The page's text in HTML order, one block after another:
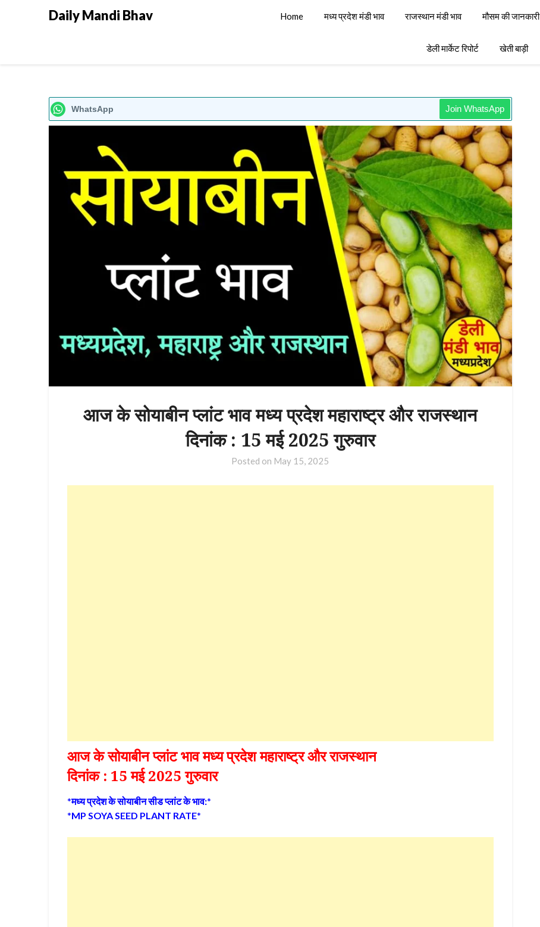
Daily Mandi Bhav Home मध्य प्रदेश मंडी भाव राजस्थान मंडी भाव मौसम की जानकारी
डेली मार्केट रिपोर्ट खेती बाड़ी
WhatsApp Join WhatsApp
आज के सोयाबीन प्लांट भाव मध्य प्रदेश महाराष्ट्र और राजस्थान
दिनांक : 15 मई 2025 गुरुवार
Posted on May 15, 2025
आज के सोयाबीन प्लांट भाव मध्य प्रदेश महाराष्ट्र और राजस्थान
दिनांक : 15 मई 2025 गुरुवार
*मध्य प्रदेश के सोयाबीन सीड प्लांट के भाव:*
*MP SOYA SEED PLANT RATE*